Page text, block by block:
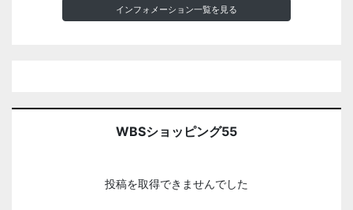
インフォメーション一覧を見る
WBSショッピング55
投稿を取得できませんでした